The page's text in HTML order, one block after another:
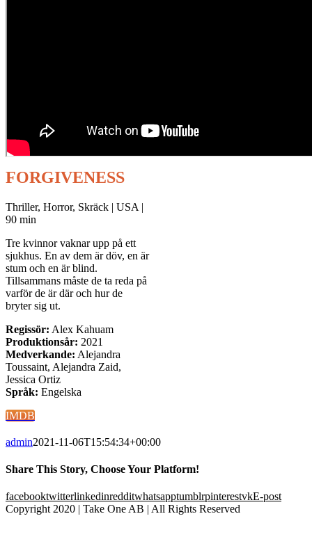
FORGIVENESS
Thriller, Horror, Skräck | USA |
90 min
Tre kvinnor vaknar upp på ett
sjukhus. En av dem är döv, en är
stum och en är blind.
Tillsammans måste de ta reda på
varför de är där och hur de
bryter sig ut.
Regissör: Alex Kahuam
Produktionsår: 2021
Medverkande: Alejandra
Toussaint, Alejandra Zaid,
Jessica Ortiz
Språk: Engelska
IMDB
admin2021-11-06T15:54:34+00:00
Share This Story, Choose Your Platform!
facebooktwitterlinkedinredditwhatsapptumblrpinterestvkE-post
Copyright 2020 | Take One AB | All Rights Reserved